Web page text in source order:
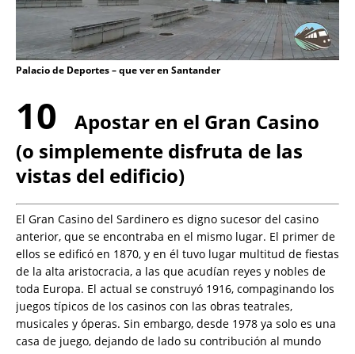
Palacio de Deportes – que ver en Santander
10
Apostar en el Gran Casino
(o simplemente disfruta de las
vistas del edificio)
El Gran Casino del Sardinero es digno sucesor del casino
anterior, que se encontraba en el mismo lugar. El primer de
ellos se edificó en 1870, y en él tuvo lugar multitud de fiestas
de la alta aristocracia, a las que acudían reyes y nobles de
toda Europa. El actual se construyó 1916, compaginando los
juegos típicos de los casinos con las obras teatrales,
musicales y óperas. Sin embargo, desde 1978 ya solo es una
casa de juego, dejando de lado su contribución al mundo